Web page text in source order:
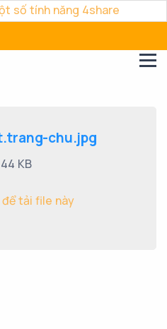
số tính năng 4share
chu.jpg
KB
tải file này